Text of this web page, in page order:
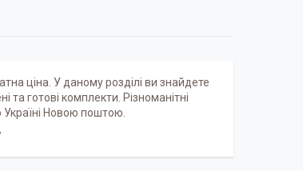
ціна. У даному розділі ви знайдете
та готові комплекти. Різноманітні
Новою поштою.